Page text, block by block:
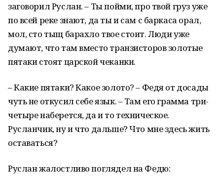
заговорил Руслан. – Ты пойми, про твой груз уже
по всей реке знают, да ты и сам с баркаса орал,
мол, сто тыщ барахло твое стоит. Люди уже
думают, что там вместо транзисторов золотые
пятаки стоят царской чеканки.
– Какие пятаки? Какое золото? – Федя от досады
чуть не откусил себе язык. – Там его грамма три-
четыре наберется, да и то техническое.
Русланчик, ну и что дальше? Что мне здесь жить
оставаться?
Руслан жалостливо поглядел на Федю: